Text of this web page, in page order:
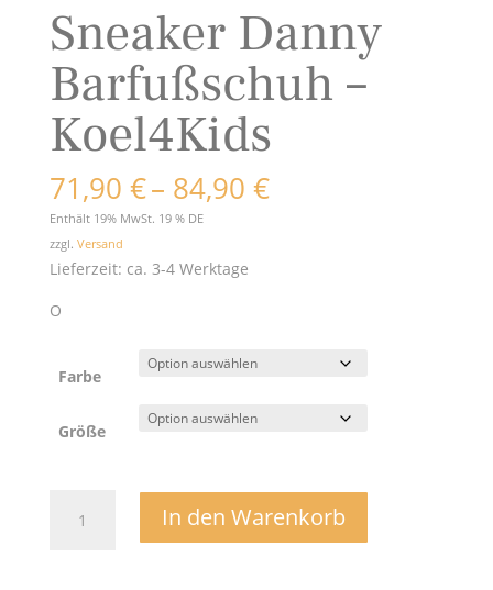
Sneaker Danny
Barfußschuh –
Koel4Kids
71,90 €– 84,90 €Preisspanne:
71,90 €
Enthält 19% MwSt. 19 % DE
zzgl. Versand
Lieferzeit: ca. 3-4 Werktage
O
Farbe
Größe
Danny
In den Warenkorb